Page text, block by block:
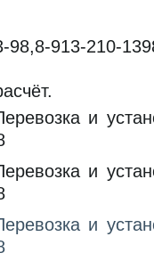
98,8-913-210-